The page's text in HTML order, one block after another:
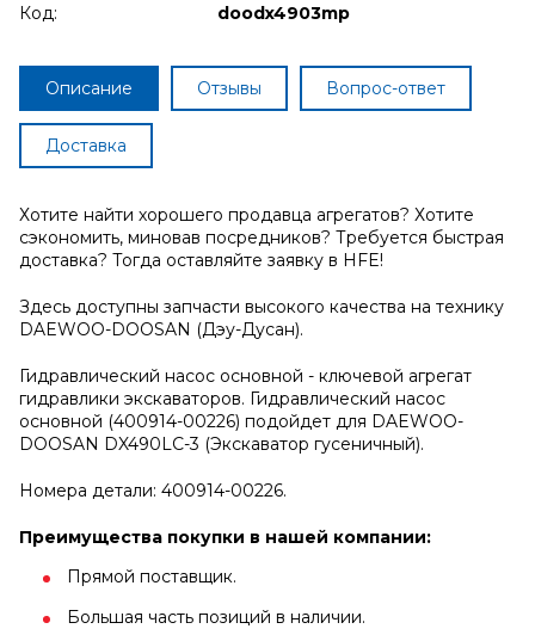
Код:
doodx4903mp
Описание Отзывы Вопрос-ответ
Доставка
Хотите найти хорошего продавца агрегатов? Хотите
сэкономить, миновав посредников? Требуется быстрая
доставка? Тогда оставляйте заявку в HFE!
Здесь доступны запчасти высокого качества на технику
DAEWOO-DOOSAN (Дэу-Дусан).
Гидравлический насос основной - ключевой агрегат
гидравлики экскаваторов. Гидравлический насос
основной (400914-00226) подойдет для DAEWOO-
DOOSAN DX490LC-3 (Экскаватор гусеничный).
Номера детали: 400914-00226.
Преимущества покупки в нашей компании:
Прямой поставщик.
Большая часть позиций в наличии.